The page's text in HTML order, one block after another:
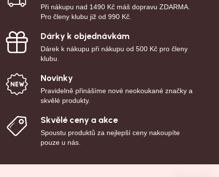
Při nákupu nad 1490 Kč máš dopravu ZDARMA.
Pro členy klubu již od 990 Kč.
Dárky k objednávkám
Dárek k nákupu při nákupu od 500 Kč pro členy
klubu.
Novinky
Pravidelně přinášíme nové neokoukané značky a
skvělé produkty.
Skvělé ceny a akce
Spoustu produktů za nejlepší ceny nakoupíte
pouze u nás.